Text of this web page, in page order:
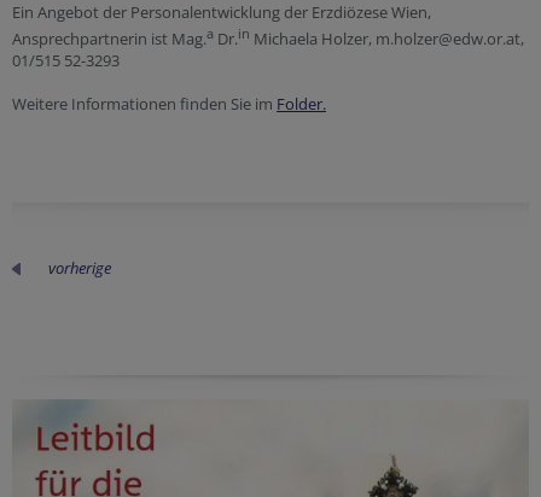
Ein Angebot der Personalentwicklung der Erzdiözese Wien,
Ansprechpartnerin ist Mag.a Dr.in Michaela Holzer, m.holzer@edw.or.at,
01/515 52-3293
Weitere Informationen finden Sie im Folder.
vorherige